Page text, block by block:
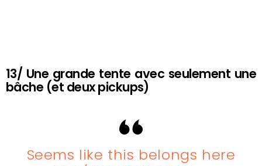
13/ Une grande tente avec seulement une
bâche (et deux pickups)
Seems like this belongs here